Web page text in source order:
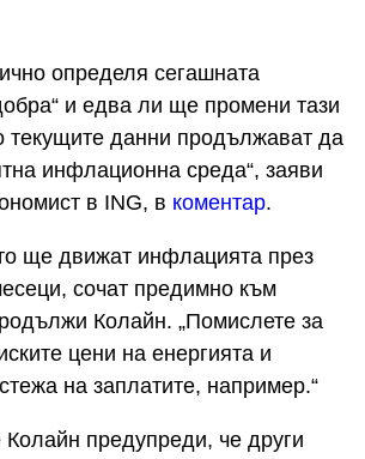
определя сегашната
и едва ли ще промени тази
текущите данни продължават да
инфлационна среда“, заяви
в ING, в коментар.
ще движат инфлацията през
сочат предимно към
Колайн. „Помислете за
цени на енергията и
на заплатите, например.“
предупреди, че други